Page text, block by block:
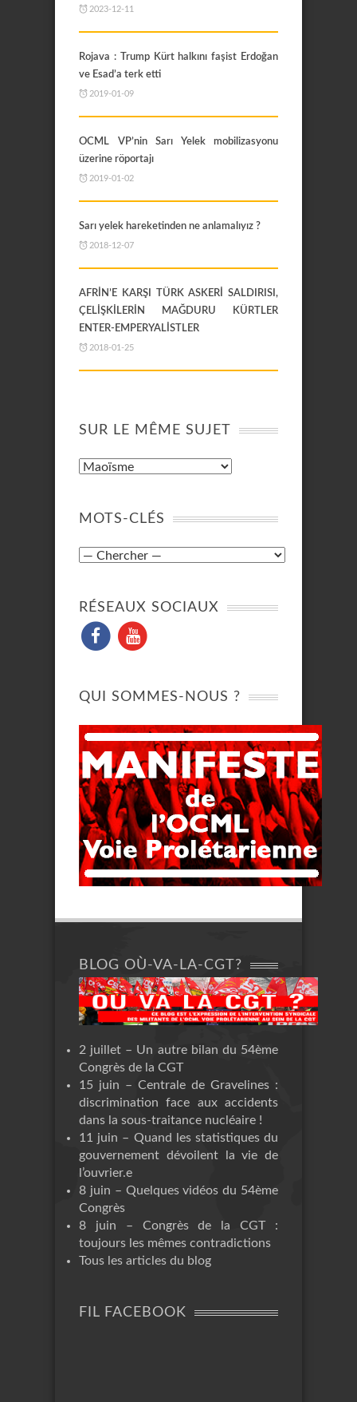
2023-12-11
Rojava : Trump Kürt halkını faşist Erdoğan
ve Esad’a terk etti
2019-01-09
OCML VP’nin Sarı Yelek mobilizasyonu
üzerine röportajı
2019-01-02
Sarı yelek hareketinden ne anlamalıyız ?
2018-12-07
AFRİN’E KARŞI TÜRK ASKERİ SALDIRISI,
ÇELİŞKİLERİN MAĞDURU KÜRTLER
ENTER-EMPERYALİSTLER
2018-01-25
SUR LE MÊME SUJET
MOTS-CLÉS
RÉSEAUX SOCIAUX
QUI SOMMES-NOUS ?
BLOG OÙ-VA-LA-CGT?
2 juillet – Un autre bilan du 54ème
Congrès de la CGT
15 juin – Centrale de Gravelines :
discrimination face aux accidents
dans la sous-traitance nucléaire !
11 juin – Quand les statistiques du
gouvernement dévoilent la vie de
l’ouvrier.e
8 juin – Quelques vidéos du 54ème
Congrès
8 juin – Congrès de la CGT :
toujours les mêmes contradictions
Tous les articles du blog
FIL FACEBOOK